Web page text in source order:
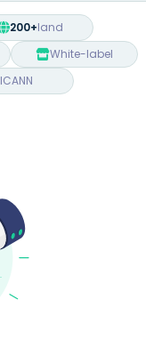
200+land
White-label
ICANN